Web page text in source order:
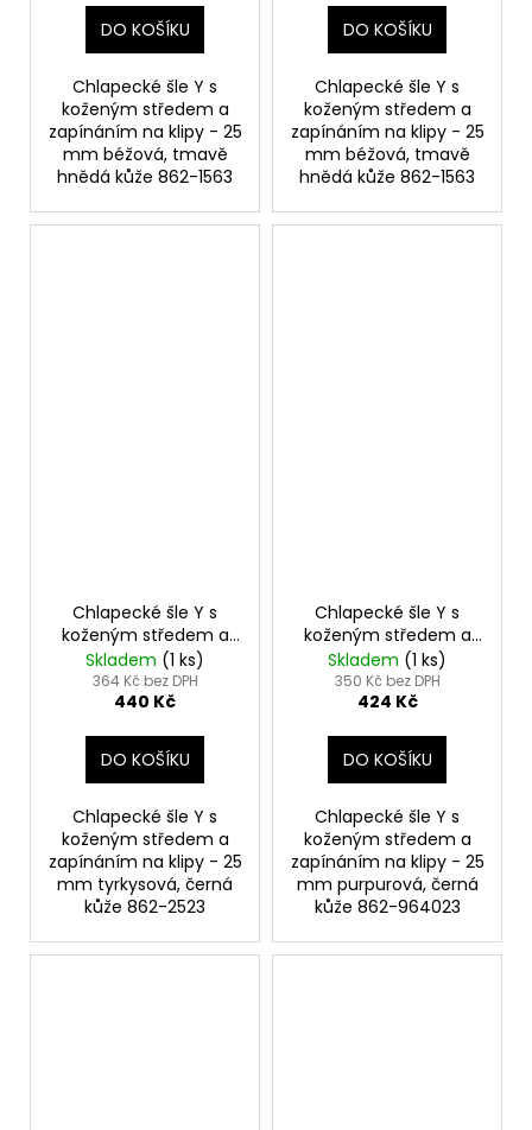
DO KOŠÍKU
Chlapecké šle Y s
koženým středem a
zapínáním na klipy - 25
mm béžová, tmavě
hnědá kůže 862-1563
DO KOŠÍKU
Chlapecké šle Y s
koženým středem a
zapínáním na klipy - 25
mm béžová, tmavě
hnědá kůže 862-1563
Chlapecké šle Y s
koženým středem a
zapínáním na klipy -
25 mm tyrkysová,
černá kůže 862-2523
Skladem (1 ks)
364 Kč bez DPH
440 Kč
DO KOŠÍKU
Chlapecké šle Y s
koženým středem a
zapínáním na klipy - 25
mm tyrkysová, černá
kůže 862-2523
Chlapecké šle Y s
koženým středem a
zapínáním na klipy -
25 mm purpurová,
černá kůže 862-
Skladem (1 ks)
350 Kč bez DPH
424 Kč
DO KOŠÍKU
Chlapecké šle Y s
koženým středem a
zapínáním na klipy - 25
mm purpurová, černá
kůže 862-964023